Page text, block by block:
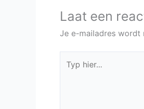
Laat een
Je e-mailadres wordt
hier...